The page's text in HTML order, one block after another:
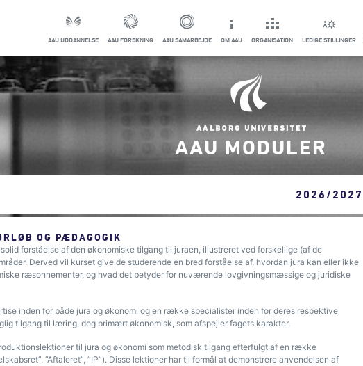
AAU UDDANNELSE AAU FORSKNING AAU SAMARBEJDE OM AAU ORGANISATION LEDIGE STILLINGER
AAU MODULER
2026/2027
OG PÆDAGOGIK
forståelse af den økonomiske tilgang til juraen, illustreret ved forskellige (af de
Derved vil kurset give de studerende en bred forståelse af, hvordan jura kan eller ikke
ræsonnementer, og hvad det betyder for nuværende lovgivningsmæssige og juridiske
inden for både jura og økonomi og en række specialister inden for deres respektive
tilgang til læring, dog primært økonomisk, som afspejler fagets karakter.
til jura og økonomi som metodisk tilgang efterfulgt af en række
”Aftaleret”, ”IP”). Disse lektioner har til formål at demonstrere anvendelsen af